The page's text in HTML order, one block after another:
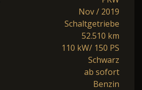
Nov / 2019
Schaltgetriebe
52.510 km
110 kW/ 150 PS
Schwarz
ab sofort
Benzin